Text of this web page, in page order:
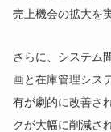
売上機会の拡大を
さらに、システム
画と在庫管理シス
有が劇的に改善さ
クが大幅に削減さ